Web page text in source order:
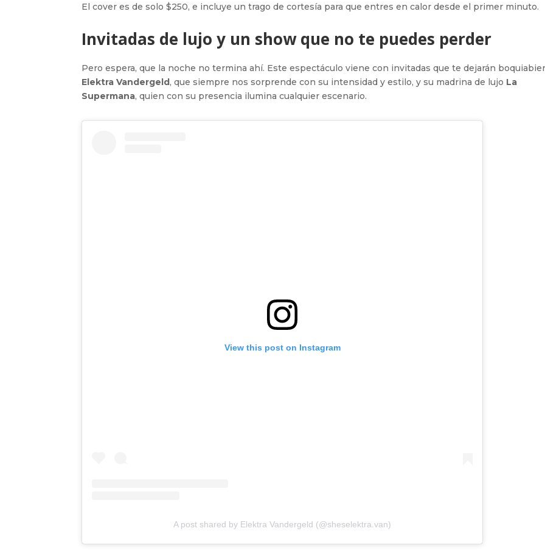
El cover es de solo $250, e incluye un trago de cortesía para que entres en calor desde el primer minuto.
Invitadas de lujo y un show que no te puedes perder
Pero espera, que la noche no termina ahí. Este espectáculo viene con invitadas que te dejarán
Elektra Vandergeld, que siempre nos sorprende con su intensidad y estilo, y su madrina de lujo La
Supermana, quien con su presencia ilumina cualquier escenario.
View this post on Instagram
A post shared by Elektra Vandergeld (@sheselektra.van)